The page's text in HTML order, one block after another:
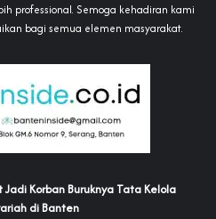
professional. Semoga kehadiran kami
bagi semua elemen masyarakat.
Korban Buruknya Tata Kelola
di Banten